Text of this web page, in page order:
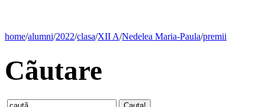
home/alumni/2022/clasa/XII A/Nedelea Maria-Paula/premii
Cãutare